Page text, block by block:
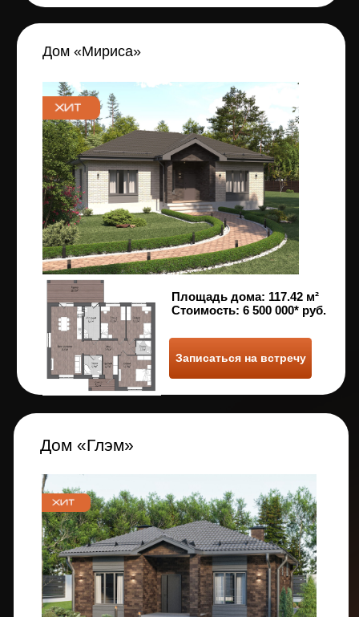
Дом «Вилс»
Площадь дома:107,72 м²
Стоимость:6 000 000* руб.
Дом «Магеллан»
Площадь дома:127.86 м²
Стоимость:8 950 000* руб.
Записаться на встречу